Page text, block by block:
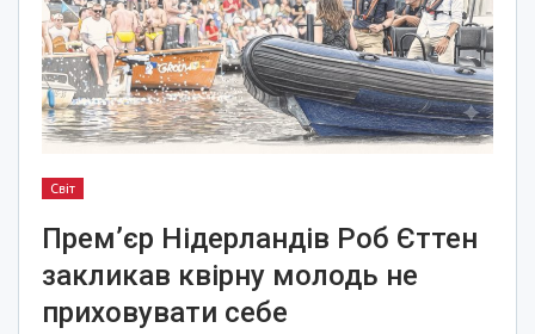
Світ
Прем’єр Нідерландів Роб Єттен
закликав квірну молодь не
приховувати себе